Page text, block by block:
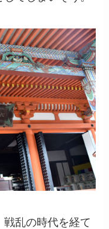
乱の時代を経て